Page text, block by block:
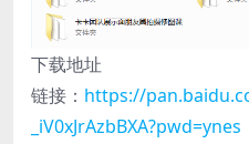
下载地址
链接： https://
_iV0xJrAzbBXA?pwd=ynes